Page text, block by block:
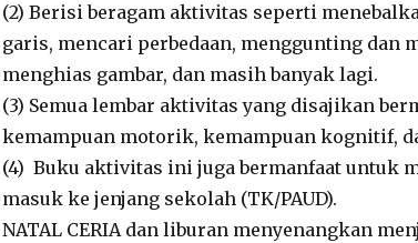
(2) Berisi beragam aktivitas seperti
garis, mencari perbedaan, menggunting dan
menghias gambar, dan masih banyak lagi.
(3) Semua lembar aktivitas yang disajikan
kemampuan motorik, kemampuan kognitif,
(4) Buku aktivitas ini juga bermanfaat untuk
masuk ke jenjang sekolah (TK/PAUD).
NATAL CERIA dan liburan menyenangkan